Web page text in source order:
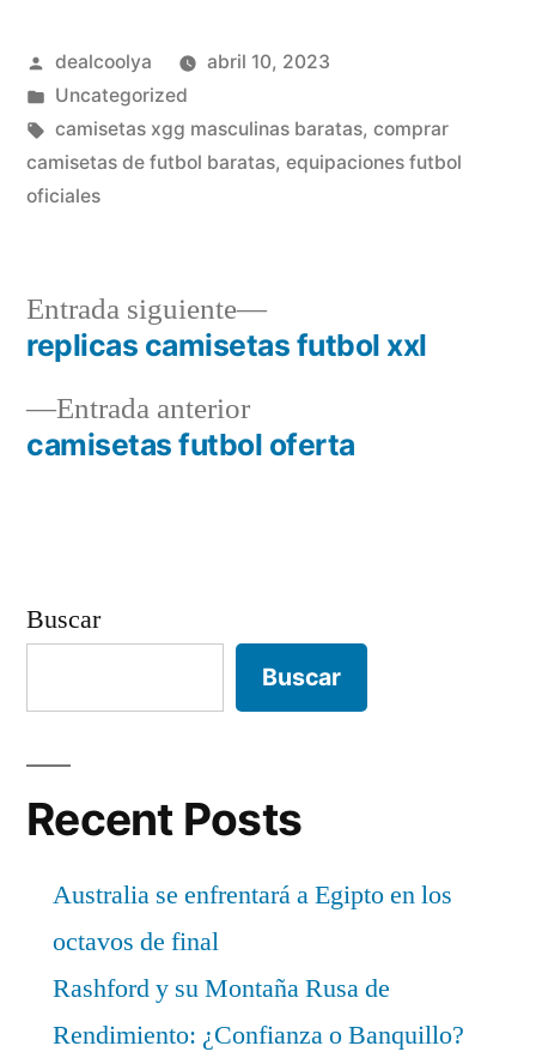
Publicado
por
dealcoolya
abril 10, 2023
Publicado
en
Uncategorized
Etiquetas:
camisetas xgg masculinas baratas, comprar
camisetas de futbol baratas, equipaciones futbol
oficiales
Navegación
deEntrada anteriorEntrada
anterior:
camisetas futbol oferta
Entrada siguiente
Entrada
siguiente:
replicas camisetas futbol xxl
Buscar
Buscar
Recent Posts
Australia se enfrentará a Egipto en los
octavos de final
Rashford y su Montaña Rusa de
Rendimiento: ¿Confianza o Banquillo?